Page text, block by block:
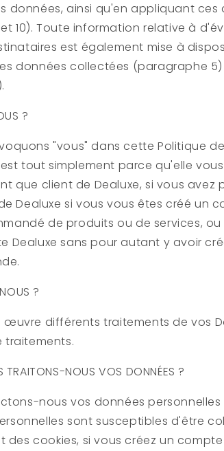
données, ainsi qu'en appliquant ces
10). Toute information relative à
est également mise à
données collectées (paragraphe 5)
?
"vous" dans cette Politique
tout simplement parce qu'elle
que client de Dealuxe, si vous avez
Dealuxe si vous vous êtes créé un
de produits ou de services,
Dealuxe sans pour autant y avoir
?
œuvre différents traitements de vos
traitements.
TRAITONS-NOUS VOS DONNÉES ?
nous vos données personnelles
sont susceptibles d'être
des cookies, si vous créez un